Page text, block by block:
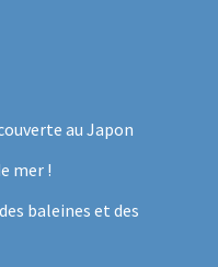
au Japon
mer !
baleines et des